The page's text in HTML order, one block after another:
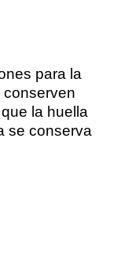
para la
la huella
se conserva